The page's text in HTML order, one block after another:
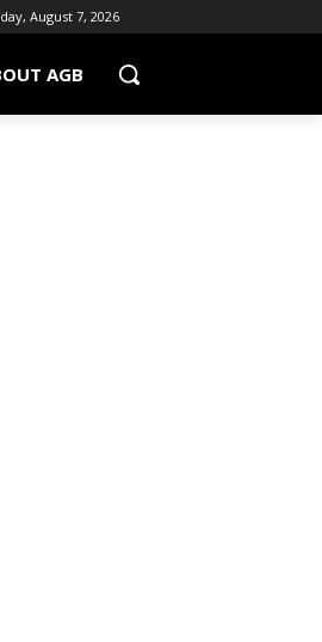
August 7, 2026
AGB